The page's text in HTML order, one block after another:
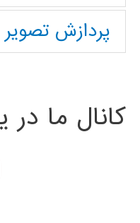
پردازش تصویر
کانال ما در